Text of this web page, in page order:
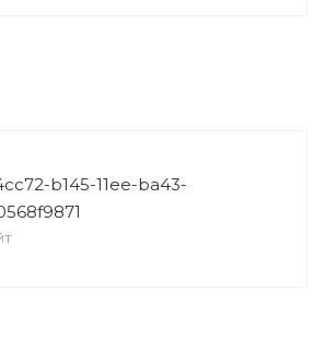
b145-11ee-ba43-